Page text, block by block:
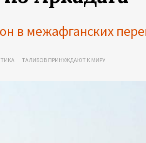
в межафганских
ТАЛИБОВ ПРИНУЖДАЮТ К МИРУ